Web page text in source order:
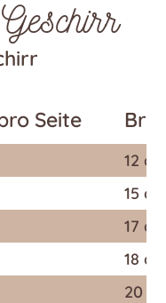
Seite
12
15
17
18
20